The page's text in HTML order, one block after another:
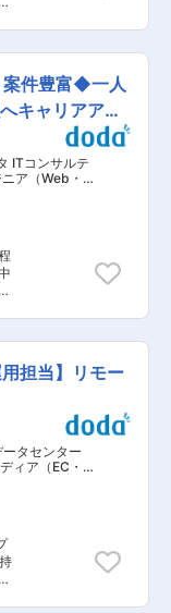
件豊富◆一人
キャリアアッ
ITコンサルテ
ア（Web・
発） システ
担当】リモー
タセンター
ィア（EC・
系・パッケー
ニア（汎用機